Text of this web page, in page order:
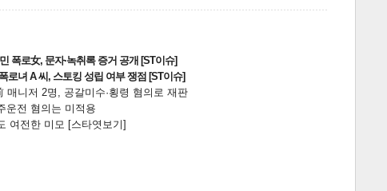
폭로女, 문자·녹취록 증거 공개 [ST이슈]
녀 A 씨, 스토킹 성립 여부 쟁점 [ST이슈]
니저 2명, 공갈미수·횡령 혐의로 재판
운전 혐의는 미적용
여전한 미모 [스타엿보기]